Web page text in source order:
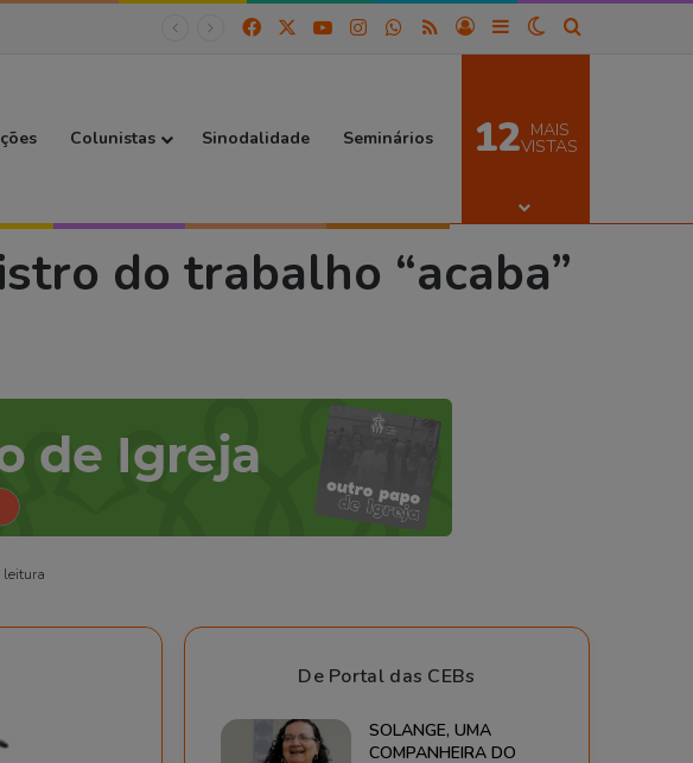
Facebook YouTubeInstagramWhatsApp
RSS Entrar Barra Lateral
Switch skin
Procurar por
Colunistas Sinodalidade Seminários 12 MAIS
VISTAS
do trabalho “acaba”
leitura
De Portal das CEBs
SOLANGE, UMA
COMPANHEIRA DO